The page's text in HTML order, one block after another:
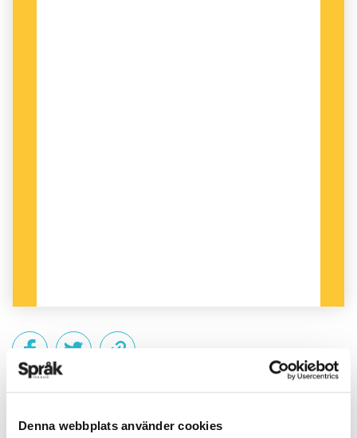
Denna webbplats använder cookies
PUBLICERAD 2013-04-24